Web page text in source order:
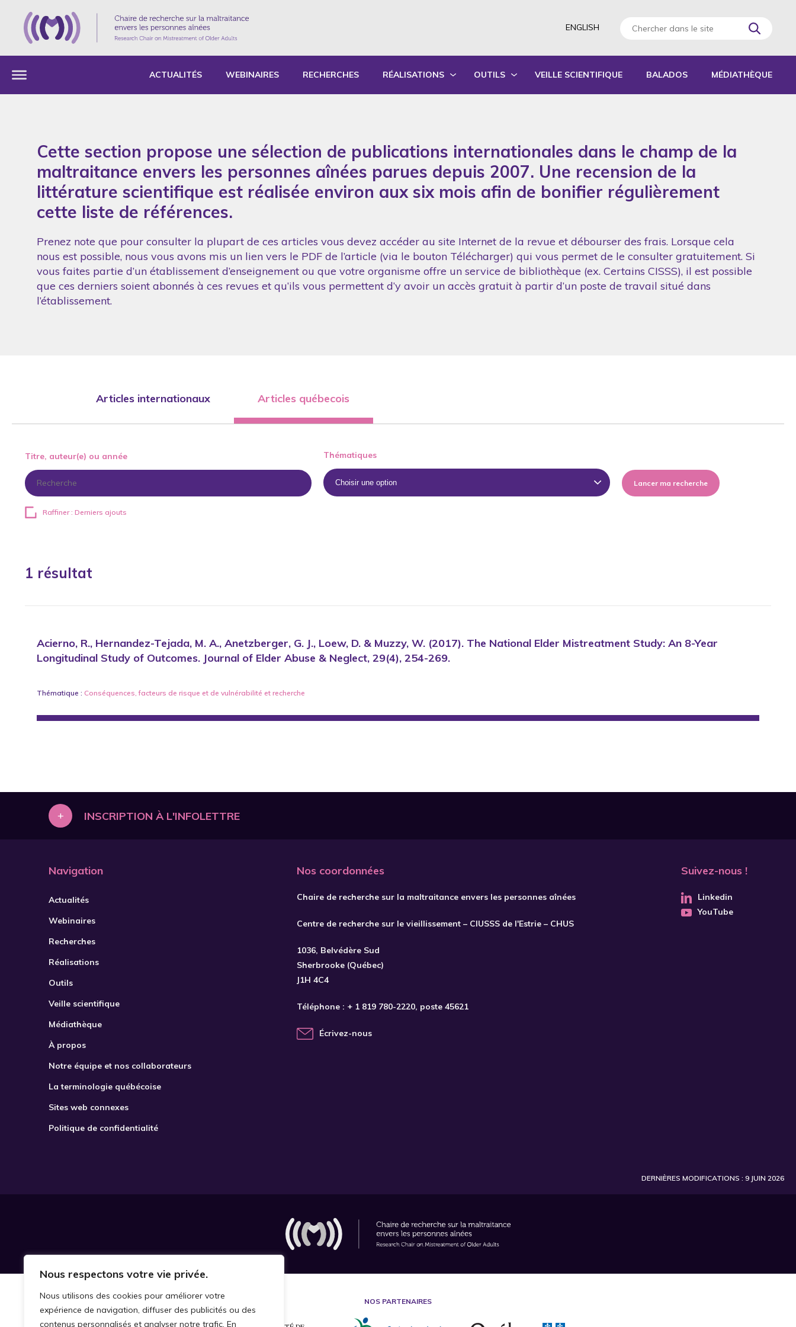
Nous respectons votre vie privée.
Nous utilisons des cookies pour améliorer votre
expérience de navigation, diffuser des publicités ou des
contenus personnalisés et analyser notre trafic. En
ENGLISH
ACTUALITÉS WEBINAIRES RECHERCHES RÉALISATIONS
SYNTHÈSE DES RAPPORTS ANNUELS D’ACTIVITÉS
OUTILS
FORMATIONS
VEILLE SCIENTIFIQUE BALADOS MÉDIATHÈQUE
Cette section propose une sélection de publications internationales dans le champ de la
maltraitance envers les personnes aînées parues depuis 2007. Une recension de la
littérature scientifique est réalisée environ aux six mois afin de bonifier régulièrement
cette liste de références.
Prenez note que pour consulter la plupart de ces articles vous devez accéder au site Internet de la revue et débourser des frais. Lorsque cela
nous est possible, nous vous avons mis un lien vers le PDF de l’article (via le bouton Télécharger) qui vous permet de le consulter gratuitement. Si
vous faites partie d’un établissement d’enseignement ou que votre organisme offre un service de bibliothèque (ex. Certains CISSS), il est possible
que ces derniers soient abonnés à ces revues et qu’ils vous permettent d’y avoir un accès gratuit à partir d’un poste de travail situé dans
l’établissement.
Articles internationaux Articles québecois
Titre, auteur(e) ou année Thématiques
Lancer ma recherche
Raffiner : Derniers ajouts
1 résultat
Acierno, R., Hernandez-Tejada, M. A., Anetzberger, G. J., Loew, D. & Muzzy, W. (2017). The National Elder Mistreatment Study: An 8-Year
Longitudinal Study of Outcomes. Journal of Elder Abuse & Neglect, 29(4), 254-269.
Thématique : Conséquences,facteurs de risque et de vulnérabilité et recherche
+ INSCRIPTION À L'INFOLETTRE
Navigation
Actualités
Webinaires
Recherches
Réalisations
Outils
Veille scientifique
Médiathèque
À propos
Notre équipe et nos collaborateurs
La terminologie québécoise
Sites web connexes
Politique de confidentialité
Nos coordonnées
Chaire de recherche sur la maltraitance envers les personnes aînées
Centre de recherche sur le vieillissement – CIUSSS de l'Estrie – CHUS
1036, Belvédère Sud
Sherbrooke (Québec)
J1H 4C4
Téléphone : + 1 819 780-2220, poste 45621
Écrivez-nous
Suivez-nous !
Linkedin
YouTube
DERNIÈRES MODIFICATIONS : 9 JUIN 2026
NOS PARTENAIRES